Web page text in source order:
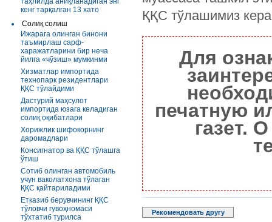
кенг тарқалган 13 хато
Солиқ солиш
Ижарага олинган бинони
таъмирлаш сарф-
харажатларини бир неча
йилга «чўзиш» мумкинми
Хизматлар импортида
технопарк резидентлари
ҚҚС тўлайдими
Дастурий маҳсулот
импортида юзага келадиган
солиқ оқибатлари
Хорижлик шифокорнинг
даромадлари
Консигнатор ва ҚҚС тўлашга
ўтиш
Сотиб олинган автомобиль
учун ваколатхона тўлаган
ҚҚС қайтариладими
Етказиб берувчининг ҚҚС
тўловчи гувоҳномаси
тўхтатиб турилса
ҚҚС тўлашимиз
Для
печатную
газет.
Рекомендовать другу